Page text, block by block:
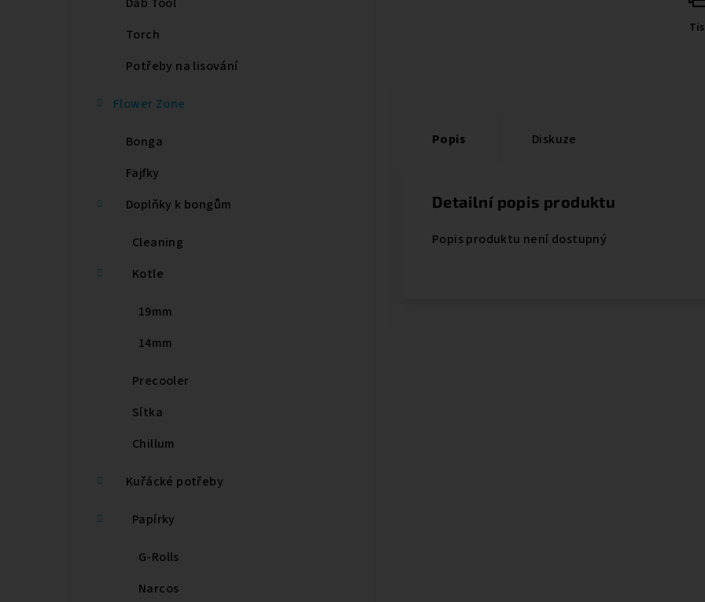
Torch
Potřeby na lisování
Flower Zone
Bonga
Fajfky
Doplňky k bongům
Cleaning
Kotle
19mm
14mm
Precooler
Sítka
Chillum
Kuřácké potřeby
Papírky
G-Rolls
Narcos
Popis Diskuze
Detailní popis produktu
Popis produktu není dostupný